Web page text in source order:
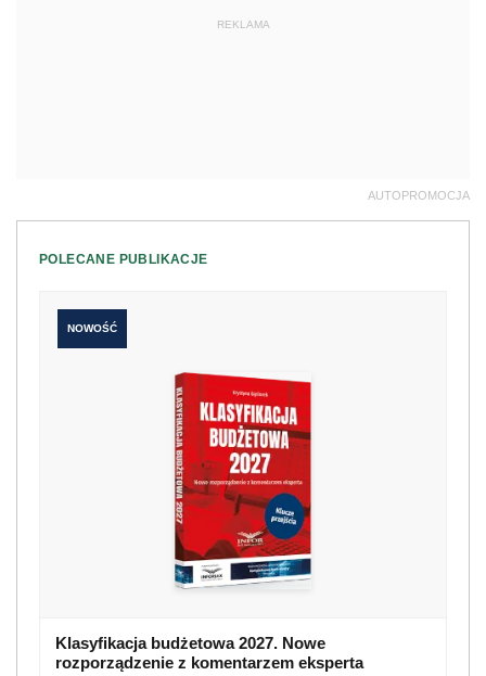
REKLAMA
AUTOPROMOCJA
POLECANE PUBLIKACJE
NOWOŚĆ
Klasyfikacja budżetowa 2027. Nowe
rozporządzenie z komentarzem eksperta